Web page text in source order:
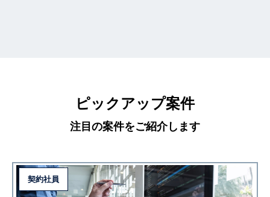
ピックアップ案件
注目の案件をご紹介します
契約社員